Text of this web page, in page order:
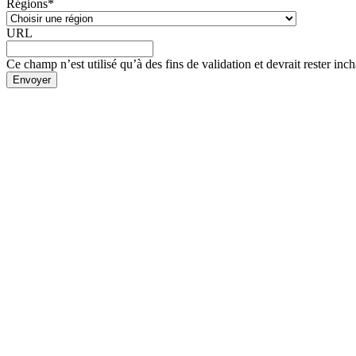
Régions*
URL
Ce champ n’est utilisé qu’à des fins de validation et devrait rester